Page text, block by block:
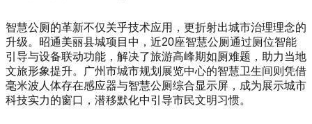
智慧公厕的革新不仅关乎技术应用，更折射出城市治理理念的
升级。昭通美丽县城项目中，近20座智慧公厕通过厕位智能
引导与设备联动功能，解决了旅游高峰期如厕难题，助力当地
文旅形象提升。广州市城市规划展览中心的智慧卫生间则凭借
毫米波人体存在感应器与智慧公厕综合显示屏，成为展示城市
科技实力的窗口，潜移默化中引导市民文明习惯。